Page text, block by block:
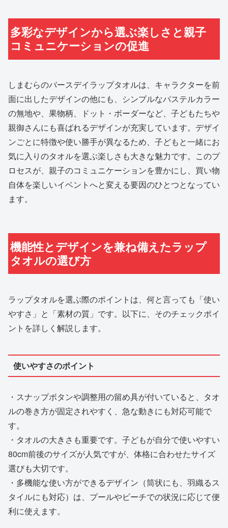
多彩なデザインから選ぶ楽しさと親子
コミュニケーションの促進
しまむらのバースデイラップタオルは、キャラクターを前
面に出したデザインの他にも、シンプルなパステルカラー
の無地や、果物柄、ドット・ボーダーなど、子どもたちや
親御さんにも喜ばれるデザインが充実しています。デザイ
ンごとに特徴や使い勝手が異なるため、子どもと一緒にお
気に入りのタオルを選ぶ楽しさも大きな魅力です。このプ
ロセスが、親子のコミュニケーションを豊かにし、買い物
自体を楽しいイベントへと変える要因のひとつとなってい
ます。
機能性とデザインを兼ね備えたラップ
タオルの選び方
ラップタオルを選ぶ際のポイントは、何と言っても「使い
やすさ」と「素材の質」です。以下に、そのチェックポイ
ントを詳しく解説します。
使いやすさのポイント
・スナップボタンや調整用の留め具が付いていると、タオ
ルの巻き方が固定されやすく、急な動きにも対応可能で
す。
・タオルの大きさも重要です。子どもが自分で使いやすい
80cm前後のサイズが人気ですが、体格に合わせたサイズ
選びも大切です。
・多機能な使い方ができるデザイン（筒状にも、羽織るス
タイルにも対応）は、プールやビーチでの状況に応じて便
利に使えます。